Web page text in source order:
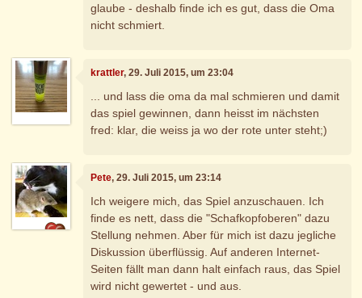
glaube - deshalb finde ich es gut, dass die Oma
nicht schmiert.
krattler, 29. Juli 2015, um 23:04
... und lass die oma da mal schmieren und damit
das spiel gewinnen, dann heisst im nächsten
fred: klar, die weiss ja wo der rote unter steht;)
Pete, 29. Juli 2015, um 23:14
Ich weigere mich, das Spiel anzuschauen. Ich
finde es nett, dass die "Schafkopfoberen" dazu
Stellung nehmen. Aber für mich ist dazu jegliche
Diskussion überflüssig. Auf anderen Internet-
Seiten fällt man dann halt einfach raus, das Spiel
wird nicht gewertet - und aus.